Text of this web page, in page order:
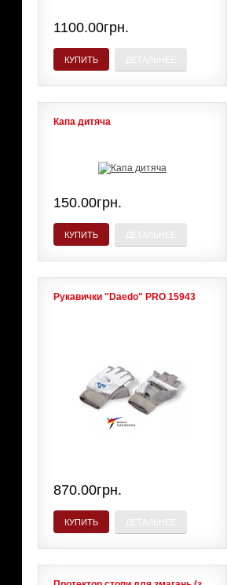
1100.00грн.
КУПИТЬ
Капа дитяча
150.00грн.
КУПИТЬ
Рукавички "Daedo" PRO 15943
870.00грн.
КУПИТЬ